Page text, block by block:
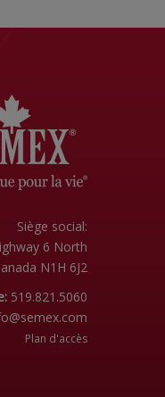
Siège social:
6 North
N1H 6J2
519.821.5060
Plan d'accès